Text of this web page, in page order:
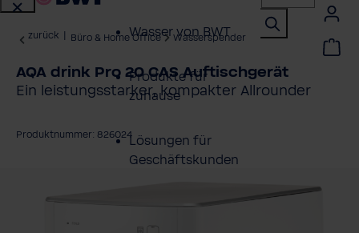
Wasser von BWT
Produkte für
zuhause
Lösungen für
Geschäftskunden
Kundenservice
zurück Büro & Home Office Wasserspender
AQA drink Pro 20 CAS Auftischgerät
Ein leistungsstarker, kompakter Allrounder
Produktnummer: 826024